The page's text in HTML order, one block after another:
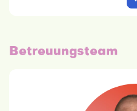
Betreuungsteam
Moritz